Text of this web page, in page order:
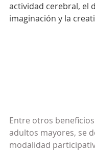
actividad cerebral, el
imaginación y la
Entre otros
adultos mayores, se
modalidad